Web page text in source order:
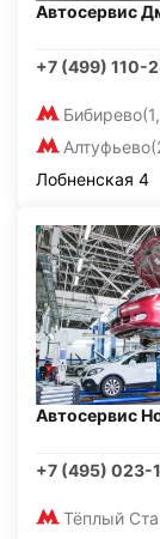
Автосервис
+7 (499) 110-
Бибирево
Алтуфьево
Лобненская 4
Автосервис
+7 (495) 023-
Тёплый